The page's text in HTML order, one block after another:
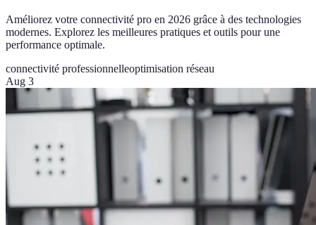
Améliorez votre connectivité pro en 2026 grâce à des technologies
modernes. Explorez les meilleures pratiques et outils pour une
performance optimale.
connectivité professionnelleoptimisation réseau
Aug 3